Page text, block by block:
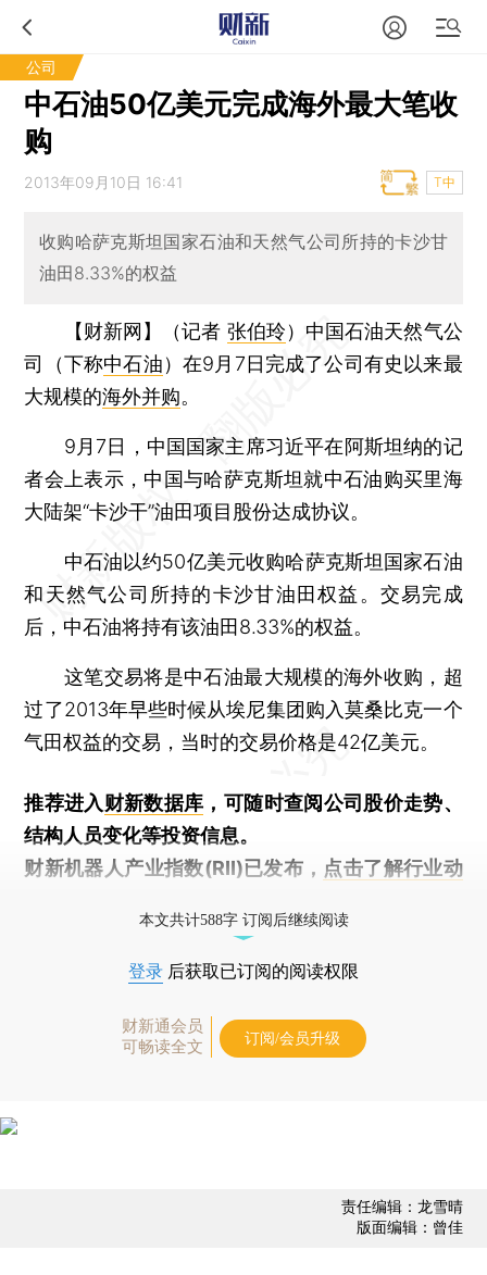
公司
中石油50亿美元完成海外最大笔收
购
2013年09月10日 16:41 T中
收购哈萨克斯坦国家石油和天然气公司所持的卡沙甘
油田8.33%的权益
【财新网】（记者 张伯玲） 中国石油天然气公
司（下称中石油）在9月7日完成了公司有史以来最
大规模的海外并购。
9月7日，中国国家主席习近平在阿斯坦纳的记
者会上表示，中国与哈萨克斯坦就中石油购买里海
大陆架“卡沙干”油田项目股份达成协议。
中石油以约50亿美元收购哈萨克斯坦国家石油
和天然气公司所持的卡沙甘油田权益。交易完成
后，中石油将持有该油田8.33%的权益。
这笔交易将是中石油最大规模的海外收购，超
过了2013年早些时候从埃尼集团购入莫桑比克一个
气田权益的交易，当时的交易价格是42亿美元。
推荐进入财新数据库 ，可随时查阅公司股价走势、
结构人员变化等投资信息。
财新机器人产业指数(RII)已发布， 点击了解行业动
本文共计588字 订阅后继续阅读
登录 后获取已订阅的阅读权限
财新通会员
可畅读全文
订阅/会员升级
责任编辑：龙雪晴
版面编辑：曾佳